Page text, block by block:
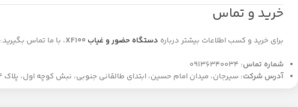
خرید و تماس
برای خرید و کسب اطلاعات بیشتر درباره دستگاه حضور و غیاب
، با ما تماس بگیرید:
شماره تماس:
آدرس شرکت: سیرجان، میدان امام حسین، ابتدای طالقانی جنوبی، نبش کوچه اول، پلاک 214